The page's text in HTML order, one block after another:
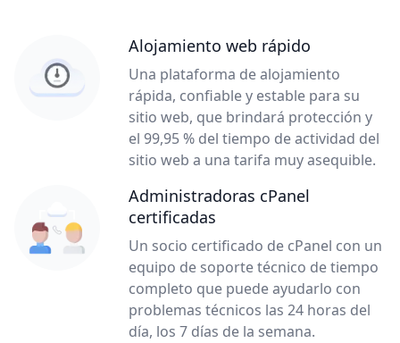
Alojamiento web rápido
Una plataforma de alojamiento
rápida, confiable y estable para su
sitio web, que brindará protección y
el 99,95 % del tiempo de actividad del
sitio web a una tarifa muy asequible.
Administradoras cPanel
certificadas
Un socio certificado de cPanel con un
equipo de soporte técnico de tiempo
completo que puede ayudarlo con
problemas técnicos las 24 horas del
día, los 7 días de la semana.